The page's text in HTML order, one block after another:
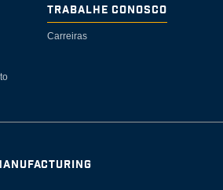
Trabalhe Conosco
Carreiras